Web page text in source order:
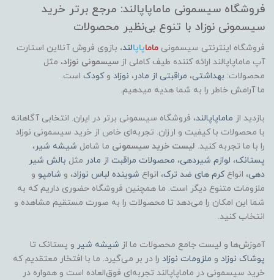
فروشگاه سیسمونی ماماپاپالند: مرجع برتر خرید
سیسمونی نوزاد با تنوع بی‌نظیر محصولات
فروشگاه اینترنتی سیسمونی ماماپاپالند، بازوی فروش آنلاین استارت
آپ ماماپاپالند ارائه کننده طیف کاملی از سیسمونی نوزاد، مثل
محصولات: بهداشتی، مراقبتی از مادر ، نوزاد وکودک است.
ما آرامش خاطر را به شما هدیه میدهیم.
بازدید از ماماپاپالند، فروشگاه سیسمونی برتر در ایران. انتخابی آگاهانه
با محصولات با کیفیت و ارزان. تجربه‌ای خاص از خرید سیسمونی نوزاد
را با ما تجربه کنید. لیست خرید سیسمونی ما شامل شیشه شیر ،
پستانک، لوازم شیردهی، محصولات مراقبت از مادر مثل بالش شیر
دهی، انواعکرم های ضد ترک، انواع شوینده لباس نوزاد، و شامپو و
ملزومات متنوع دیگر است. ما همچنین فروشگاه حضوری داریم که به
شما این امکان را می‌دهد تا محصولات را به صورت مستقیم مشاهده و
انتخاب کنید.
آموزش‌ها و لیست جامع محصولات ما از شیشه شیر و پستانک تا
پوشاک نوزاد و ملزومات نوزاد را در بر می‌گیرد. ما با افتخار معتقدیم که
خرید سیسمونی در ماماپاپالند تجربه‌ای فوق‌العاده است و همواره در